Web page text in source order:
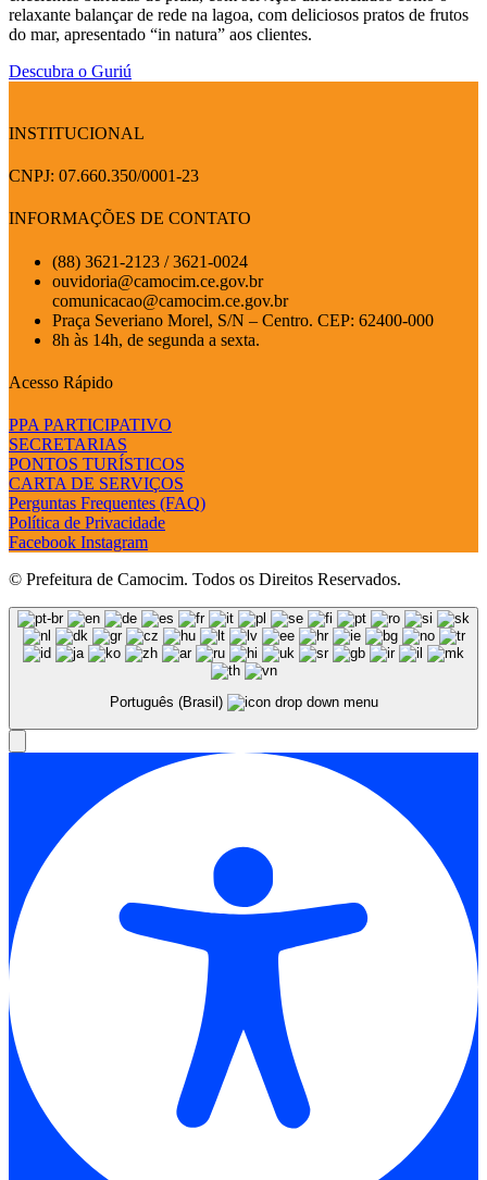
relaxante balançar de rede na lagoa, com deliciosos pratos de frutos
do mar, apresentado “in natura” aos clientes.
Descubra o Guriú
INSTITUCIONAL
CNPJ: 07.660.350/0001-23
INFORMAÇÕES DE CONTATO
(88) 3621-2123 / 3621-0024
ouvidoria@camocim.ce.gov.br
comunicacao@camocim.ce.gov.br
Praça Severiano Morel, S/N – Centro. CEP: 62400-000
8h às 14h, de segunda a sexta.
Acesso Rápido
PPA PARTICIPATIVO
SECRETARIAS
PONTOS TURÍSTICOS
CARTA DE SERVIÇOS
Perguntas Frequentes (FAQ)
Política de Privacidade
Facebook Instagram
© Prefeitura de Camocim. Todos os Direitos Reservados.
Português (Brasil)